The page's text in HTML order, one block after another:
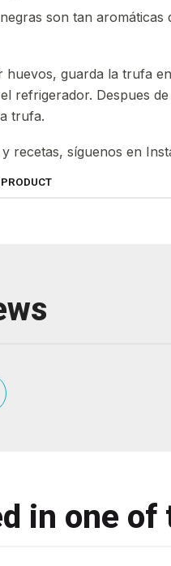
son tan
huevos, guarda la trufa
refrigerador. Despues de
trufa.
y recetas, síguenos en
in one of